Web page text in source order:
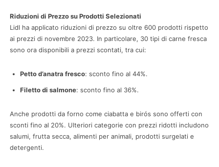
Riduzioni di Prezzo su Prodotti Selezionati
Lidl ha applicato riduzioni di prezzo su oltre 600 prodotti rispetto
ai prezzi di novembre 2023. In particolare, 30 tipi di carne fresca
sono ora disponibili a prezzi scontati, tra cui:
Petto d’anatra fresco: sconto fino al 44%.
Filetto di salmone: sconto fino al 36%.
Anche prodotti da forno come ciabatta e birós sono offerti con
sconti fino al 20%. Ulteriori categorie con prezzi ridotti includono
salumi, frutta secca, alimenti per animali, prodotti surgelati e
detergenti.